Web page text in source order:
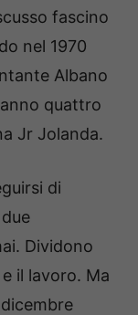
fascino
nel 1970
Albano
quattro
Jr Jolanda.
di
Dividono
il lavoro. Ma